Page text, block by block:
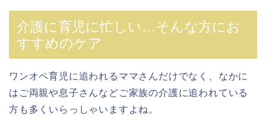
介護に育児に忙しい…そんな方にお
すすめのケア
ワンオペ育児に追われるママさんだけでなく、なかに
はご両親や息子さんなどご家族の介護に追われている
方も多くいらっしゃいますよね。